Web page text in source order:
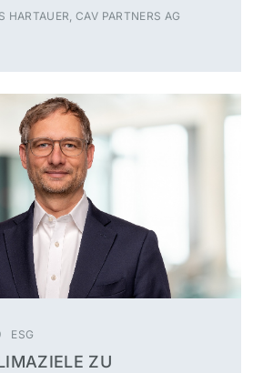
HARTAUER, CAV PARTNERS AG
ESG
ZU